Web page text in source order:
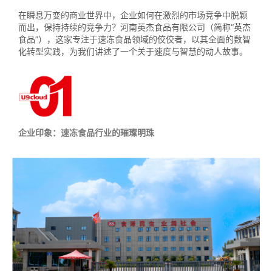
在瞬息万变的商业世界中，企业如何在激烈的市场竞争中脱颖
而出，保持持续的竞争力？河南英杰食品有限公司（简称“英杰
食品”），这家专注于速冻食品领域的佼佼者，以其全面的数智
化转型实践，为我们讲述了一个关于速度与智慧的动人故事。
企业印象：速冻食品行业的璀璨明珠